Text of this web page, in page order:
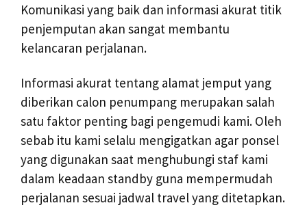
Komunikasi yang baik dan informasi akurat titik
penjemputan akan sangat membantu
kelancaran perjalanan.
Informasi akurat tentang alamat jemput yang
diberikan calon penumpang merupakan salah
satu faktor penting bagi pengemudi kami. Oleh
sebab itu kami selalu mengigatkan agar ponsel
yang digunakan saat menghubungi staf kami
dalam keadaan standby guna mempermudah
perjalanan sesuai jadwal travel yang ditetapkan.